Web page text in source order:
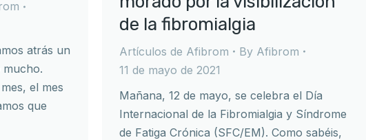
atrás un
mucho.
el mes
que
de la fibromialgia
Artículos de Afibrom By Afibrom
11 de mayo de 2021
Mañana, 12 de mayo, se celebra el Día
Internacional de la Fibromialgia y Síndrome
de Fatiga Crónica (SFC/EM). Como sabéis,